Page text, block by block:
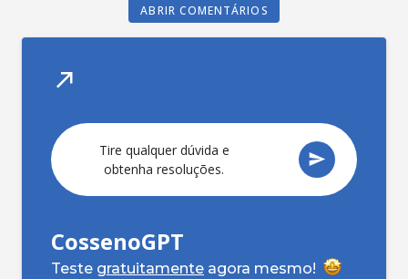
ABRIR COMENTÁRIOS
Tire qualquer dúvida e
obtenha resoluções.
CossenoGPT
Teste gratuitamente agora mesmo!